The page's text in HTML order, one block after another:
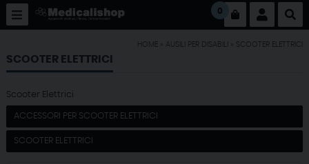
0
HOME AUSILI PER DISABILI SCOOTER ELETTRICI
SCOOTER ELETTRICI
Scooter Elettrici
ACCESSORI PER SCOOTER ELETTRICI
SCOOTER ELETTRICI